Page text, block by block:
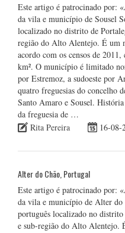
Este artigo é patrocinado por:
da vila e município de Sousel
localizado no distrito de
região do Alto Alentejo. É um
acordo com os censos de
km². O município é limitado
por Estremoz, a sudoeste por
quatro freguesias do concelho
Santo Amaro e Sousel.
da freguesia de …
Rita Pereira
16-08-
Alter do Chão, Portugal
Este artigo é patrocinado por:
da vila e município de Alter
português localizado no
e sub-região do Alto Alentejo.